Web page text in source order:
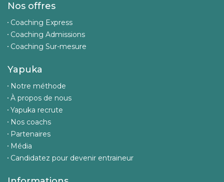
Nos offres
Coaching Express
Coaching Admissions
Coaching Sur-mesure
Yapuka
Notre méthode
À propos de nous
Yapuka recrute
Nos coachs
Partenaires
Média
Candidatez pour devenir entraineur